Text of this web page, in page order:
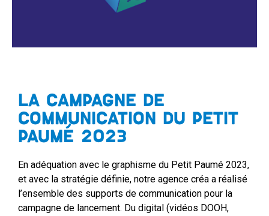
LA CAMPAGNE DE
COMMUNICATION DU PETIT
PAUMÉ 2023
En adéquation avec le graphisme du Petit Paumé 2023,
et avec la stratégie définie, notre agence créa a réalisé
l’ensemble des supports de communication pour la
campagne de lancement. Du digital (vidéos DOOH,